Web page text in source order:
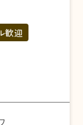
歓迎